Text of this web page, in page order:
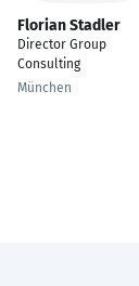
Florian Stadler
Director Group
Consulting
München